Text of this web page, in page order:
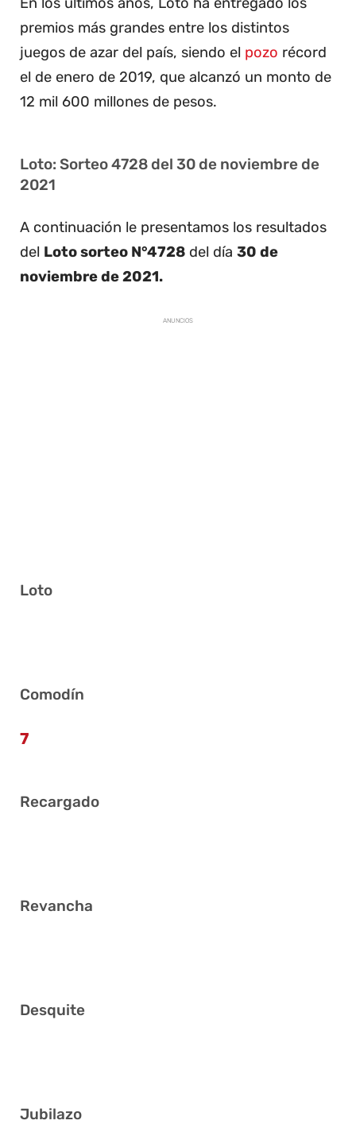
En los últimos años, Loto ha entregado los
premios más grandes entre los distintos
juegos de azar del país, siendo el pozo récord
el de enero de 2019, que alcanzó un monto de
12 mil 600 millones de pesos.
Loto: Sorteo 4728 del 30 de noviembre de
2021
A continuación le presentamos los resultados
del Loto sorteo N°4728 del día 30 de
noviembre de 2021.
ANUNCIOS
Loto
Comodín
7
Recargado
Revancha
Desquite
Jubilazo